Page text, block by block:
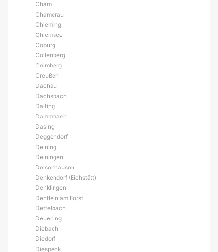
Cham
Chamerau
Chieming
Chiemsee
Coburg
Collenberg
Colmberg
Creußen
Dachau
Dachsbach
Daiting
Dammbach
Dasing
Deggendorf
Deining
Deiningen
Deisenhausen
Denkendorf (Eichstätt)
Denklingen
Dentlein am Forst
Dettelbach
Deuerling
Diebach
Diedorf
Diespeck